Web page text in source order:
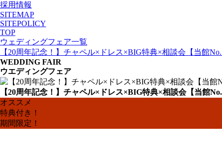
採用情報
SITEMAP
SITEPOLICY
TOP
ウェディングフェア一覧
【20周年記念！】チャペル×ドレス×BIG特典×相談会【当館
WEDDING FAIR
ウエディングフェア
【20周年記念！】チャペル×ドレス×BIG特典×相談会【当館
オススメ
特典付き！
期間限定！